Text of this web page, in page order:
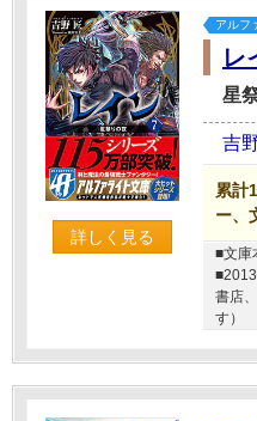
詳しく見る
アルフ
レ
星
吉
累計
ー、
■文庫
書店
す）